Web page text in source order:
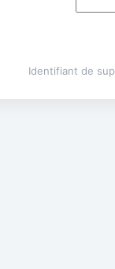
Identifiant de